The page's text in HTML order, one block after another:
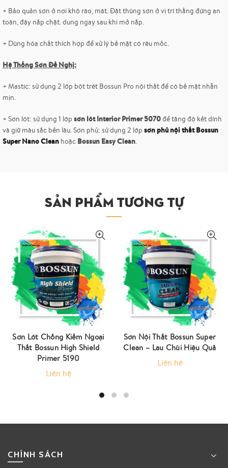
+ Bảo quản sơn ở nơi khô ráo, mát. Đặt thùng sơn ở vị trí thẳng đứng an
toàn, đậy nắp chặt. dung ngay sau khi mở nắp.
+ Dùng hóa chất thích hợp để xử lý bề mặt có rêu mốc.
Hệ Thống Sơn Đề Nghị:
+ Mastic: sử dụng 2 lớp bột trét Bossun Pro nội thất để có bề mặt nhẵn
mịn.
+ Sơn lót: sử dụng 1 lớp sơn lót Interior Primer 5070để tăng độ kết dính
và giữ màu sắc bền lâu. Sơn phủ: sử dụng 2 lớp sơn phủ nội thất Bossun
Super Nano Clean hoặc Bossun Easy Clean.
SẢN PHẨM TƯƠNG TỰ
Sơn Lót Chống Kiềm Ngoại
Thất Bossun High Shield
Primer 5190
Liên hệ
Sơn Nội Thất Bossun Super
Clean – Lau Chùi Hiệu Quả
Liên hệ
CHÍNH SÁCH